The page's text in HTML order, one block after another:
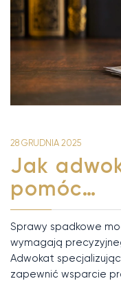
28 GRUDNIA 2025
Jak
pomóc…
Sprawy spadkowe
wymagają
Adwokat
zapewnić wsparcie